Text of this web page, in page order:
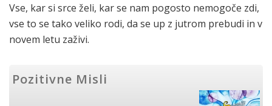
Vse, kar si srce želi, kar se nam pogosto nemogoče zdi,
vse to se tako veliko rodi, da se up z jutrom prebudi in v
novem letu zaživi.
Pozitivne Misli